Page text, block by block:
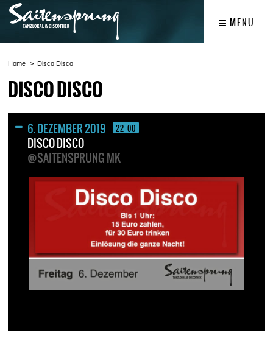
MENU
Home Disco Disco
DISCO DISCO
6. DEZEMBER 2019 22:00
DISCO DISCO
@SAITENSPRUNG MK